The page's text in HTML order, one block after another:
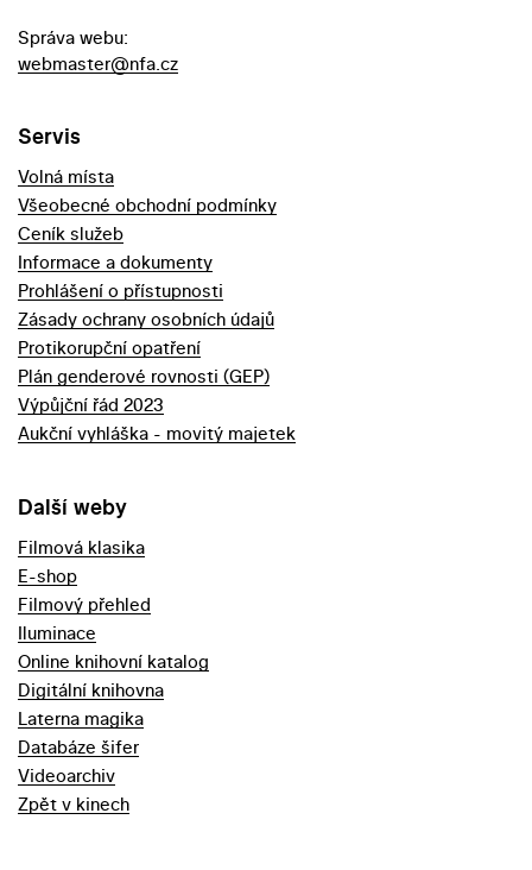
Správa webu:
webmaster@nfa.cz
Servis
Volná místa
Všeobecné obchodní podmínky
Ceník služeb
Informace a dokumenty
Prohlášení o přístupnosti
Zásady ochrany osobních údajů
Protikorupční opatření
Plán genderové rovnosti (GEP)
Výpůjční řád 2023
Aukční vyhláška - movitý majetek
Další weby
Filmová klasika
E-shop
Filmový přehled
Iluminace
Online knihovní katalog
Digitální knihovna
Laterna magika
Databáze šifer
Videoarchiv
Zpět v kinech